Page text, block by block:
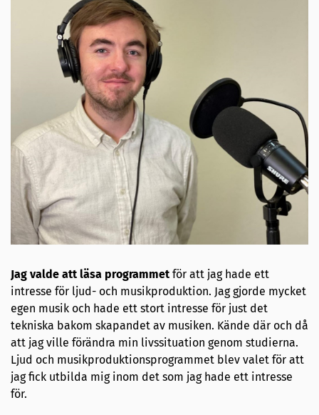
Jag valde att läsa programmetför att jag hade ett
intresse för ljud- och musikproduktion. Jag gjorde mycket
egen musik och hade ett stort intresse för just det
tekniska bakom skapandet av musiken. Kände där och då
att jag ville förändra min livssituation genom studierna.
Ljud och musikproduktionsprogrammet blev valet för att
jag fick utbilda mig inom det som jag hade ett intresse
för.